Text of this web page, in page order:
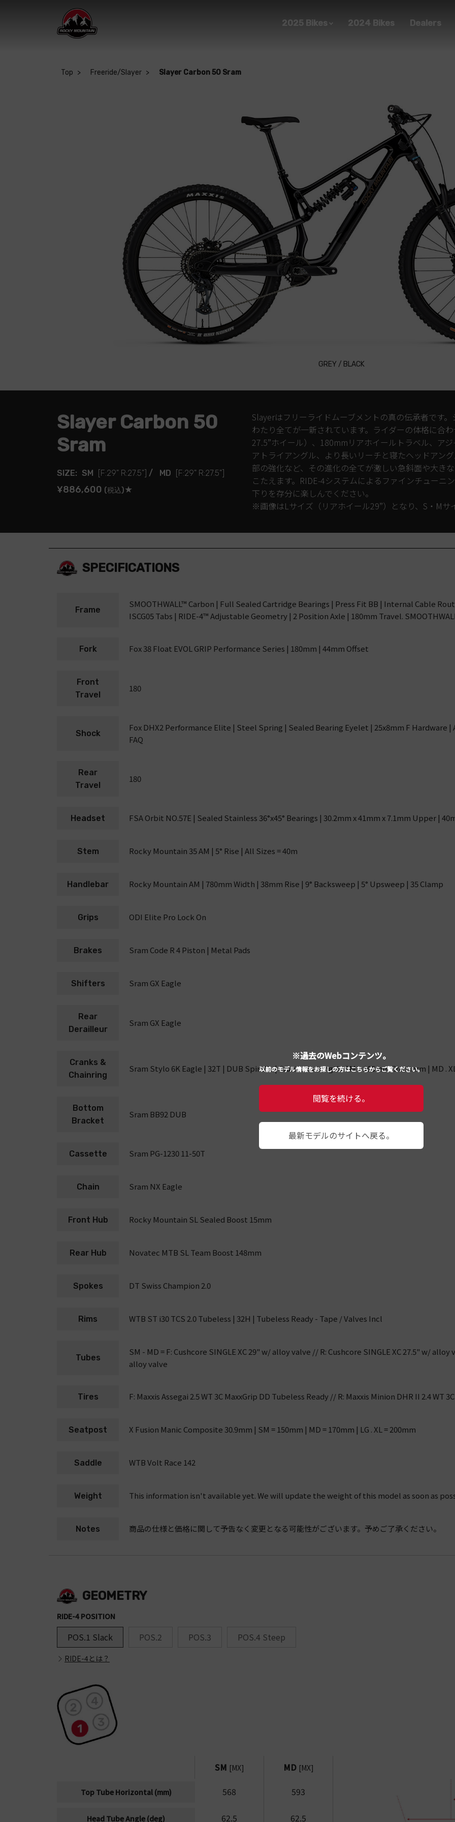
2025 Bikes 2024 Bikes Dealers
Top Freeride/Slayer Slayer Carbon 50 Sram
GREY / BLACK
Slayer Carbon 50
Sram
SIZE: SM [F:29" R:27.5"] / MD [F:29" R:27.5"]
¥886,600 (税込)★
Slayerはフリーライドムーブメントの真の伝承者です
わたり全てが一新されています。ライダーの体格に合
27.5”ホイール）、180mmリアホイールトラベル、ア
アトライアングル、より長いリーチと寝たヘッドアン
部の強化など、その進化の全てが激しい急斜面や大き
こたえます。RIDE-4システムによるファインチューニ
下りを存分に楽しんでください。
※画像はLサイズ（リアホイール29”）となり、S・Mサ
SPECIFICATIONS
Frame
SMOOTHWALL™ Carbon | Full Sealed Cartridge Bearings | Press Fit BB | Internal Cable
ISCG05 Tabs | RIDE-4™ Adjustable Geometry | 2 Position Axle | 180mm Travel.
Fork Fox 38 Float EVOL GRIP Performance Series | 180mm | 44mm Offset
Front
Travel
180
Shock
Fox DHX2 Performance Elite | Steel Spring | Sealed Bearing Eyelet | 25x8mm F Hardware |
FAQ
Rear
Travel
180
Headset FSA Orbit NO.57E | Sealed Stainless 36°x45° Bearings | 30.2mm x 41mm x 7.1mm Upper |
Stem Rocky Mountain 35 AM | 5° Rise | All Sizes = 40m
Handlebar Rocky Mountain AM | 780mm Width | 38mm Rise | 9° Backsweep | 5° Upsweep | 35 Clamp
Grips ODI Elite Pro Lock On
Brakes Sram Code R 4 Piston | Metal Pads
Shifters Sram GX Eagle
Rear
Derailleur
Sram GX Eagle
Cranks &
Chainring
Sram Stylo 6K Eagle | 32T | DUB Spindle | Crankarm Length: SM = 165mm Crankarm | MD .
Bottom
Bracket
Sram BB92 DUB
Cassette Sram PG-1230 11-50T
Chain Sram NX Eagle
Front Hub Rocky Mountain SL Sealed Boost 15mm
Rear Hub Novatec MTB SL Team Boost 148mm
Spokes DT Swiss Champion 2.0
Rims WTB ST i30 TCS 2.0 Tubeless | 32H | Tubeless Ready - Tape / Valves Incl
Tubes
SM - MD = F: Cushcore SINGLE XC 29" w/ alloy valve // R: Cushcore SINGLE XC 27.5" w/ alloy
alloy valve
Tires F: Maxxis Assegai 2.5 WT 3C MaxxGrip DD Tubeless Ready // R: Maxxis Minion DHR II 2.4 WT
Seatpost X Fusion Manic Composite 30.9mm | SM = 150mm | MD = 170mm | LG . XL = 200mm
Saddle WTB Volt Race 142
Weight This information isn't available yet. We will update the weight of this model as soon as
Notes 商品の仕様と価格に関して予告なく変更となる可能性がございます。予めご了承ください。
GEOMETRY
RIDE-4 POSITION
POS.1 Slack POS.2 POS.3 POS.4 Steep
RIDE-4とは？
SM [MX] MD [MX]
Top Tube Horizontal (mm) 568 593
Head Tube Angle (deg) 62.5 62.5
※過去のWebコンテンツ。
以前のモデル情報をお探しの方はこちらからご覧ください。
閲覧を続ける。
最新モデルのサイトへ戻る。